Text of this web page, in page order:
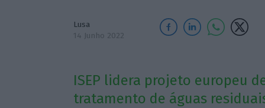
Lusa
14 Junho 2022
ISEP lidera projeto europeu
tratamento de águas